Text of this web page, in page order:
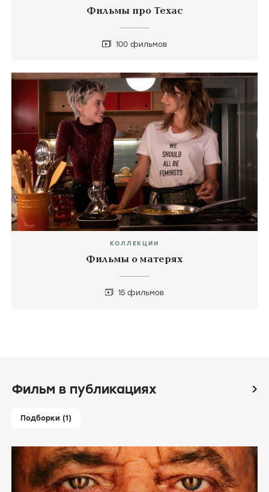
Фильмы про Техас
100 фильмов
КОЛЛЕКЦИИ
Фильмы о матерях
15 фильмов
Фильм в публикациях icon
Подборки (1)